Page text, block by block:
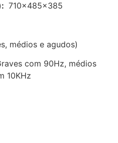
710x485x385
médios e agudos)
com 90Hz, médios
10KHz